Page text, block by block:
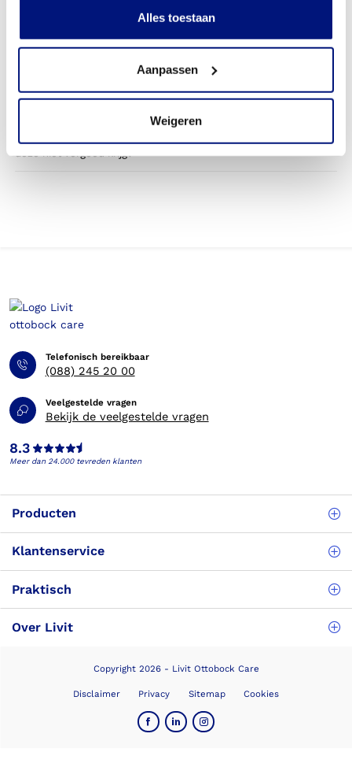
Alles toestaan
Aanpassen
Weigeren
Wat valt er binnen de vergoeding van een liesorthese?
Wordt een liesorthese die ik gebruik voor sporten betaald
door mijn zorgverzekering?
Betaal ik een eigen bijdrage voor de liesorthese?
deze niet vergoed krijg?
Telefonisch bereikbaar
(088) 245 20 00
Veelgestelde vragen
Bekijk de veelgestelde vragen
8.3
Meer dan 24.000 tevreden klanten
Producten
Klantenservice
Praktisch
Over Livit
Copyright 2026 - Livit Ottobock Care
Disclaimer Privacy Sitemap Cookies